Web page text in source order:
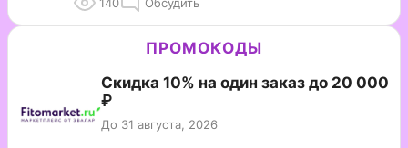
ПРОМОКОДЫ
Скидка 10% на один заказ до 20 000
₽
До 31 августа, 2026